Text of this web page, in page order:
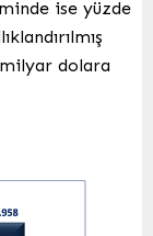
ise yüzde
dolara